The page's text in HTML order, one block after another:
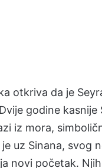
otkriva da je
godine kasnije
iz mora,
je uz Sinana, svog
novi početak.